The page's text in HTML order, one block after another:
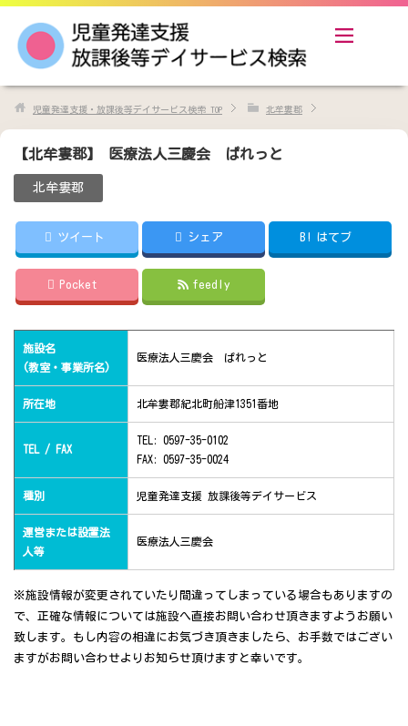
児童発達支援・放課後等デイサービス検索 TOP 北牟婁郡
【北牟婁郡】 医療法人三慶会 ぱれっと
北牟婁郡
ツイート シェア B! はてブ
Pocket feedly
施設名
(教室・事業所名)
医療法人三慶会 ぱれっと
所在地 北牟婁郡紀北町船津1351番地
TEL / FAX
TEL: 0597-35-0102
FAX: 0597-35-0024
種別 児童発達支援 放課後等デイサービス
運営または設置法
人等
医療法人三慶会
※施設情報が変更されていたり間違ってしまっている場合もありますの
で、正確な情報については施設へ直接お問い合わせ頂きますようお願い
致します。もし内容の相違にお気づき頂きましたら、お手数ではござい
ますがお問い合わせよりお知らせ頂けますと幸いです。